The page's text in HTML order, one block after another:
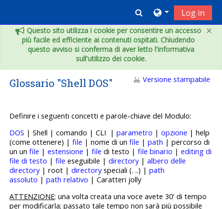
×
Questo sito utilizza i cookie per consentire un accesso
più facile ed efficiente ai contenuti ospitati. Chiudendo
questo avviso si conferma di aver letto l'informativa
sull'utilizzo dei cookie.
Toggle search
Log in
Glossario "Shell DOS" Versione stampabile
Definire i seguenti concetti e parole-chiave del Modulo:
DOS | Shell | comando | CLI |parametro |opzione | help
(come ottenere) |file | nome di unfile |path | percorso di
un unfile |estensione |file di testo |file binario |editing di
file di testo |file eseguibile |directory |albero delle
directory | root |directory speciali (. ..) |path
assoluto |path relativo | Caratteri jolly
ATTENZIONE: una volta creata una voce avete 30' di tempo
per modificarla; passato tale tempo non sarà più possibile